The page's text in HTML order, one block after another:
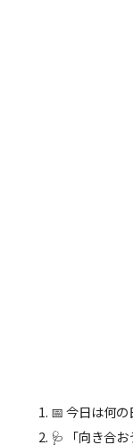
📅 今日は何の
🩺 「向き合